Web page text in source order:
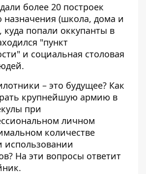
более 20 построек
назначения (школа, дома и
куда попали оккупанты в
"пункт
и социальная столовая
– это будущее? Как
крупнейшую армию в
при
личном
количестве
использовании
На эти вопросы ответит